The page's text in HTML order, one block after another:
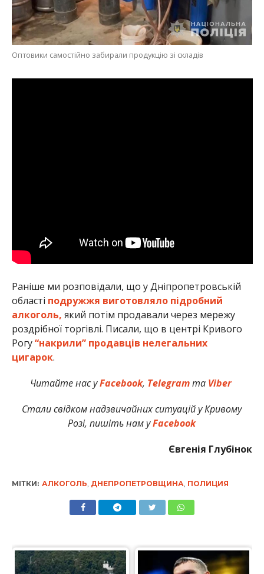
Оптовики самостійно забирали продукцію зі складів
Раніше ми розповідали, що у Дніпропетровській
області подружжя виготовляло підробний
алкоголь, який потім продавали через мережу
роздрібної торгівлі. Писали, що в центрі Кривого
Рогу“накрили” продавців нелегальних
цигарок.
Читайте нас уFacebook, Telegramта Viber
Стали свідком надзвичайних ситуацій у Кривому
Розі, пишіть нам уFacebook
Євгенія Глубінок
МІТКИ: АЛКОГОЛЬ, ДНЕПРОПЕТРОВЩИНА, ПОЛИЦИЯ